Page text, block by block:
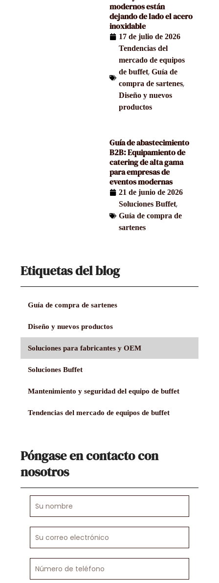
modernos están
dejando de lado el acero
inoxidable
17 de julio de 2026
Tendencias del
mercado de equipos
de buffet, Guía de
compra de sartenes,
Diseño y nuevos
productos
Guía de abastecimiento
B2B: Equipamiento de
catering de alta gama
para empresas de
eventos modernas
21 de junio de 2026
Soluciones Buffet,
Guía de compra de
sartenes
Etiquetas del blog
Guía de compra de sartenes
Diseño y nuevos productos
Soluciones para fabricantes y OEM
Soluciones Buffet
Mantenimiento y seguridad del equipo de buffet
Tendencias del mercado de equipos de buffet
Póngase en contacto con
nosotros
nombre
correo
de